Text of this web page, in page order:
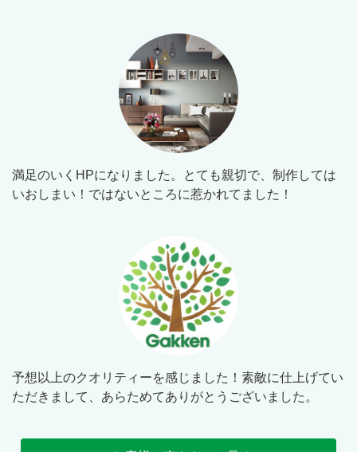
満足のいくHPになりました。とても親切で、制作しては
いおしまい！ではないところに惹かれてました！
予想以上のクオリティーを感じました！素敵に仕上げてい
ただきまして、あらためてありがとうございました。